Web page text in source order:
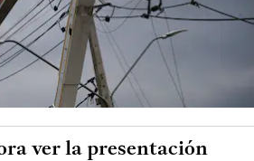
ver la presentación